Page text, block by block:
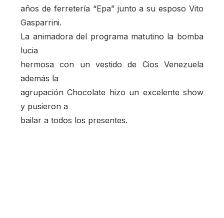
años de ferretería “Epa” junto a su esposo Vito
Gasparrini.
La animadora del programa matutino la bomba
lucia
hermosa con un vestido de Cios Venezuela
además la
agrupación Chocolate hizo un excelente show
y pusieron a
bailar a todos los presentes.